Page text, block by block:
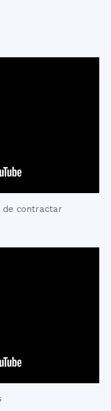
de contractar